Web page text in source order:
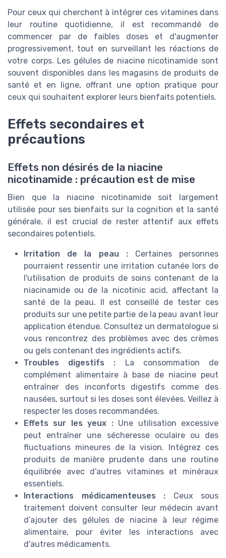
Pour ceux qui cherchent à intégrer ces vitamines dans
leur routine quotidienne, il est recommandé de
commencer par de faibles doses et d'augmenter
progressivement, tout en surveillant les réactions de
votre corps. Les gélules de niacine nicotinamide sont
souvent disponibles dans les magasins de produits de
santé et en ligne, offrant une option pratique pour
ceux qui souhaitent explorer leurs bienfaits potentiels.
Effets secondaires et
précautions
Effets non désirés de la niacine
nicotinamide : précaution est de mise
Bien que la niacine nicotinamide soit largement
utilisée pour ses bienfaits sur la cognition et la santé
générale, il est crucial de rester attentif aux effets
secondaires potentiels.
Irritation de la peau :Certaines personnes
pourraient ressentir une irritation cutanée lors de
l'utilisation de produits de soins contenant de la
niacinamide ou de la nicotinic acid, affectant la
santé de la peau. Il est conseillé de tester ces
produits sur une petite partie de la peau avant leur
application étendue. Consultez un dermatologue si
vous rencontrez des problèmes avec des crèmes
ou gels contenant des ingrédients actifs.
Troubles digestifs : La consommation de
complément alimentaire à base de niacine peut
entraîner des inconforts digestifs comme des
nausées, surtout si les doses sont élevées. Veillez à
respecter les doses recommandées.
Effets sur les yeux :Une utilisation excessive
peut entraîner une sécheresse oculaire ou des
fluctuations mineures de la vision. Intégrez ces
produits de manière prudente dans une routine
équilibrée avec d’autres vitamines et minéraux
essentiels.
Interactions médicamenteuses : Ceux sous
traitement doivent consulter leur médecin avant
d’ajouter des gélules de niacine à leur régime
alimentaire, pour éviter les interactions avec
d'autres médicaments.